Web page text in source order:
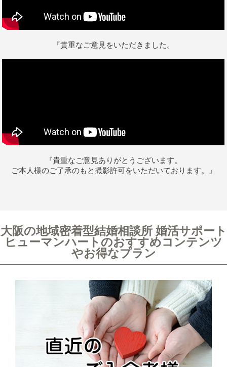
『貴重なご意見をいただきました。
『貴重なご意見ありがとうございます。
ご本人様のご了承のもと撮影許可をいただいております。』
大阪の地域密着型結婚相談所 婚活サポート
ヒューマンハートのおすすめコンテンツ
やお得なプラン